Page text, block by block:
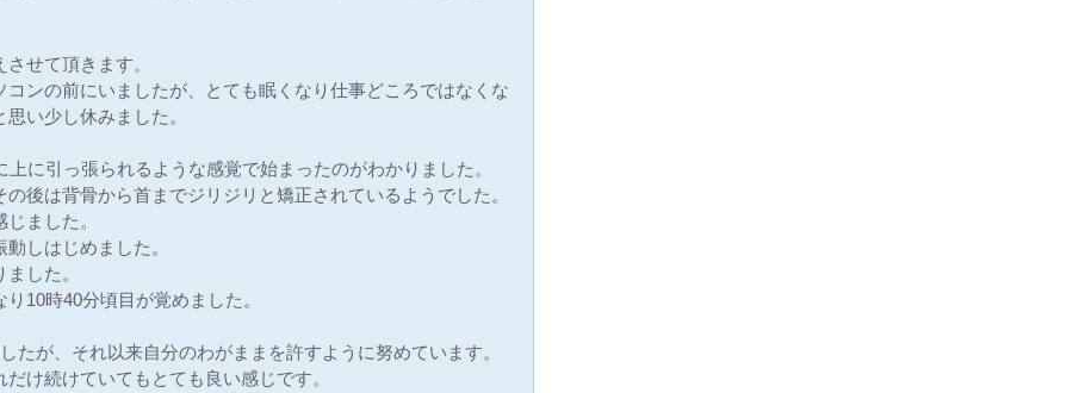
せて頂きます。
ンの前にいましたが、とても眠くなり仕事どころではなくな
い少し休みました。
に引っ張られるような感覚で始まったのがわかりました。
後は背骨から首までジリジリと矯正されているようでした。
ました。
しはじめました。
した。
10時40分頃目が覚めました。
たが、それ以来自分のわがままを許すように努めています。
け続けていてもとても良い感じです。